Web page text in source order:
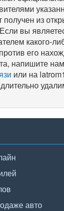
получен из
вы
какого-
его
напишите
или на
авто